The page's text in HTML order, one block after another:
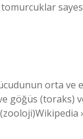
orta ve
göğüs (toraks)